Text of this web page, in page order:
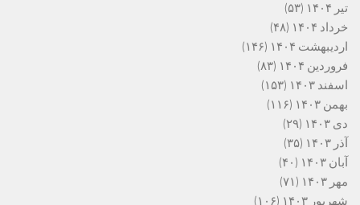
تیر ۱۴۰۴
(۵۳)
خرداد ۱۴۰۴
(۴۸)
اردیبهشت ۱۴۰۴
(۱۴۶)
فروردین ۱۴۰۴
(۸۳)
اسفند ۱۴۰۳
(۱۵۳)
بهمن ۱۴۰۳
(۱۱۶)
دی ۱۴۰۳
(۲۹)
آذر ۱۴۰۳
(۳۵)
آبان ۱۴۰۳
(۴۰)
مهر ۱۴۰۳
(۷۱)
شهریور ۱۴۰۳
(۱۰۶)